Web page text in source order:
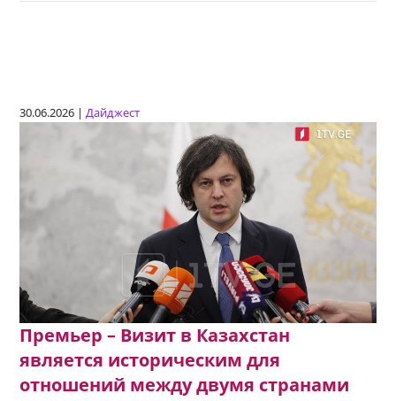
30.06.2026 |Дайджест
Премьер – Визит в Казахстан
является историческим для
отношений между двумя странами